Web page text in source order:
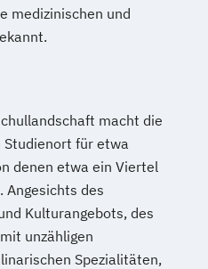
medizinischen und
macht die
Studienort für etwa
denen etwa ein Viertel
Angesichts des
Kulturangebots, des
unzähligen
Spezialitäten,